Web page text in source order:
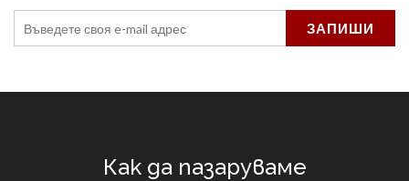
Как да пазаруваме